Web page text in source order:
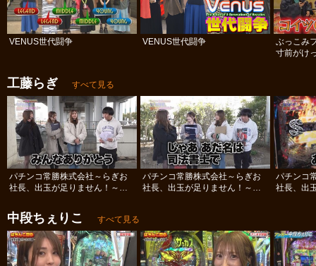
VENUS世代闘争 VENUS世代闘争
ぶっこみ
寸前がけ
工藤らぎ すべて見る
パチンコ常勝株式会社～らぎお
社長、出玉が足りません！～
パチンコ常勝株式会社～らぎお
社長、出玉が足りません！～
パチンコ
社長、出
中段ちぇりこ すべて見る